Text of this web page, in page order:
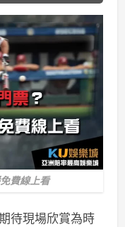
費線上看
待現場欣賞為時